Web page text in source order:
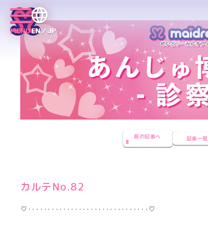
MENUEN／JP
前の記事へ 記事一覧
カルテNo.82
♡･･･････････････････････････････♡